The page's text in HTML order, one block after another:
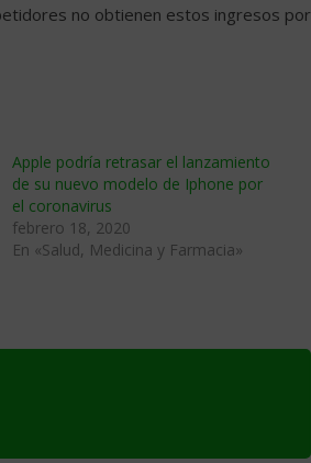
no obtienen estos ingresos por
Apple podría retrasar el lanzamiento
de su nuevo modelo de Iphone por
el coronavirus
febrero 18, 2020
En «Salud, Medicina y Farmacia»